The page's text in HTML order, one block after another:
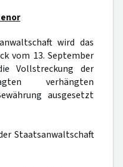
wird das
vom 13. September
Vollstreckung der
verhängten
ausgesetzt
Staatsanwaltschaft